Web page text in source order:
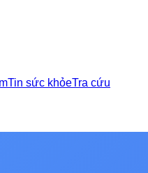
Tin sức khỏeTra cứu